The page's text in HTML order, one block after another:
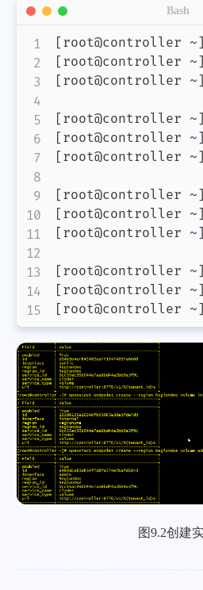
[root@controller ~]
[root@controller ~]
[root@controller ~]
[root@controller ~]
[root@controller ~]
[root@controller ~]
[root@controller ~]
[root@controller ~]
[root@controller ~]
[root@controller ~]
[root@controller ~]
[root@controller ~]
Bash
图9.2创建